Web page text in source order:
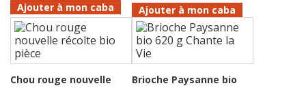
Ajouter à mon caba Ajouter à mon caba
Chou rouge nouvelle
Brioche Paysanne bio